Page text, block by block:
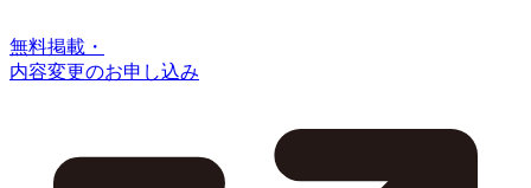
無料掲載・
内容変更のお申し込み